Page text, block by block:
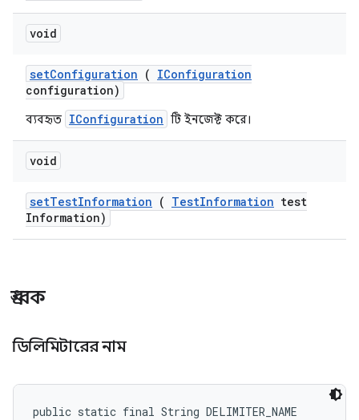
void
setConfiguration ( IConfiguration
configuration)
ব্যবহৃত IConfiguration টি ইনজেক্ট করে।
void
setTestInformation ( TestInformation test
Information)
ধ্রুবক
ডিলিমিটারের নাম
public static final String DELIMITER_NAME